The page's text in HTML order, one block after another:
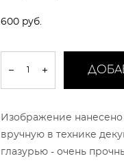
600 pуб.
Изображение
вручную в технике
глазурью - очень